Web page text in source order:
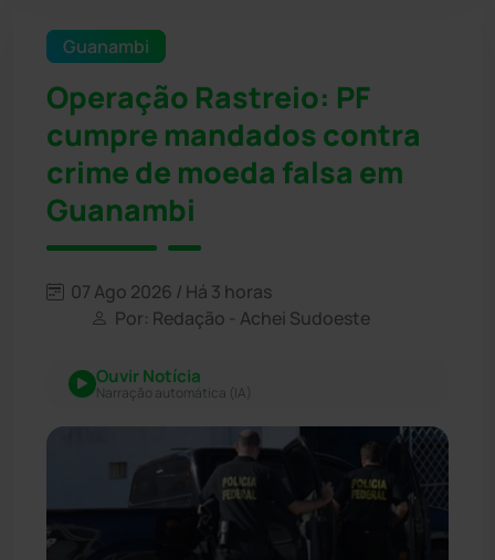
Guanambi
Operação Rastreio: PF
cumpre mandados contra
crime de moeda falsa em
Guanambi
07 Ago 2026 / Há 3 horas
Por: Redação - Achei Sudoeste
Ouvir Notícia
Narração automática (IA)